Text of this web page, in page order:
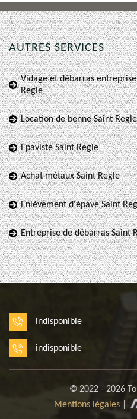
AUTRES SERVICES
Vidage et débarras
Regle
Location de benne Saint Regle
Epaviste Saint Regle
Achat métaux Saint Regle
Enlèvement d'épave Saint
Entreprise de débarras Saint
indisponible
indisponible
© 2022 - 2026
Mentions légales